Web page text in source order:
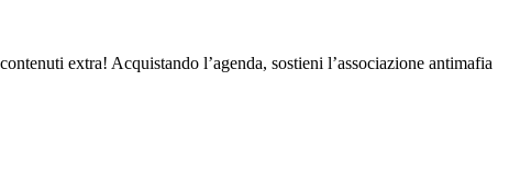
extra! Acquistando l’agenda, sostieni l’associazione antimafia